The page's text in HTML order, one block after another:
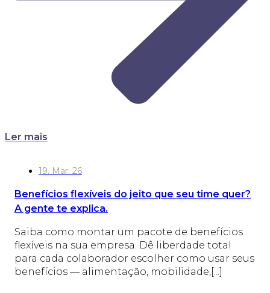
Ler mais
19. Mar. 26
Benefícios flexíveis do jeito que seu time quer?
A gente te explica.
Saiba como montar um pacote de benefícios
flexíveis na sua empresa. Dê liberdade total
para cada colaborador escolher como usar seus
benefícios — alimentação, mobilidade,[...]